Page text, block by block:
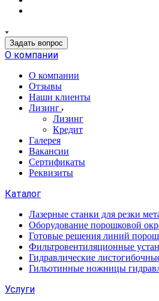
Задать вопрос
О компании
О компании
Отзывы
Наши клиенты
Лизинг
Лизинг
Кредит
Галерея
Вакансии
Сертификаты
Реквизиты
Каталог
Лазерные станки для резки
Оборудование порошковой
Готовые решения линий
Фильтровентиляционные
Гидравлические
Гильотинные ножницы
Услуги